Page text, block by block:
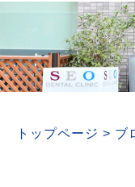
トップページ > ブ